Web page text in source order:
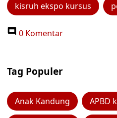
kisruh ekspo kursus
0 Komentar
Tag Populer
Anak Kandung APBD